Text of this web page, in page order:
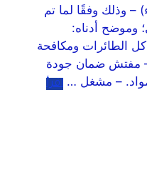
– وذلك وفقًا لما تم
وموضح أدناه:
الطائرات ومكافحة
مفتش ضمان جودة
اقرأ